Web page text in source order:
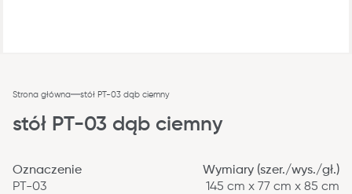
Strona główna stół PT-03 dąb ciemny
stół PT-03 dąb ciemny
Oznaczenie
PT-03
Wymiary (szer./wys./gł.)
145 cm x 77 cm x 85 cm